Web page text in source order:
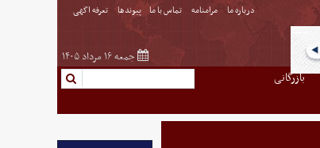
درباره ما مرامنامه تماس با ما پیوندها تعرفه اگهی
جمعه ۱۶ مرداد ۱۴۰۵
بازرگانی